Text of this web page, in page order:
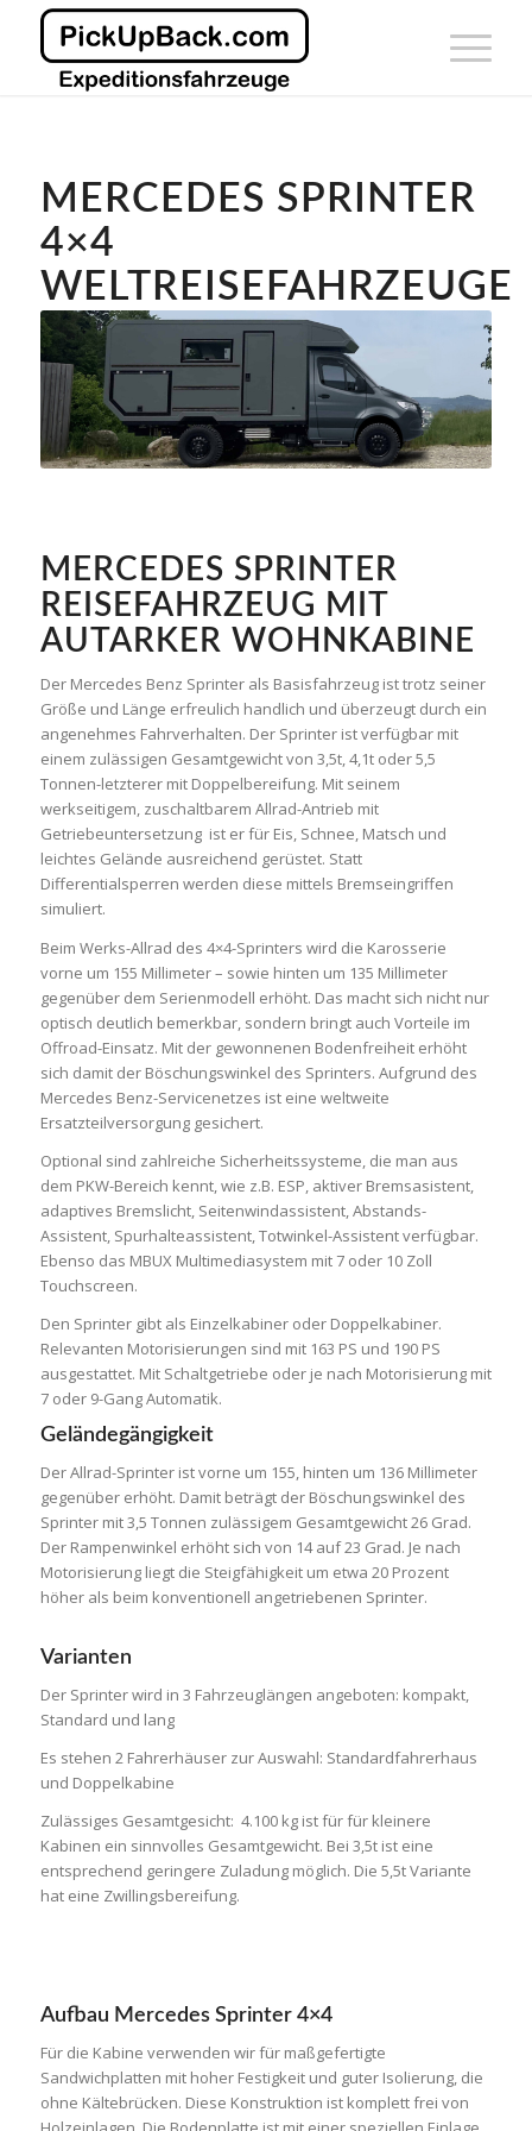
MERCEDES SPRINTER
4×4
WELTREISEFAHRZEUGE
MERCEDES SPRINTER
REISEFAHRZEUG MIT
AUTARKER WOHNKABINE
Der Mercedes Benz Sprinter als Basisfahrzeug ist trotz seiner
Größe und Länge erfreulich handlich und überzeugt durch ein
angenehmes Fahrverhalten. Der Sprinter ist verfügbar mit
einem zulässigen Gesamtgewicht von 3,5t, 4,1t oder 5,5
Tonnen-letzterer mit Doppelbereifung. Mit seinem
werkseitigem, zuschaltbarem Allrad-Antrieb mit
Getriebeuntersetzung ist er für Eis, Schnee, Matsch und
leichtes Gelände ausreichend gerüstet. Statt
Differentialsperren werden diese mittels Bremseingriffen
simuliert.
Beim Werks-Allrad des 4×4-Sprinters wird die Karosserie
vorne um 155 Millimeter – sowie hinten um 135 Millimeter
gegenüber dem Serienmodell erhöht. Das macht sich nicht nur
optisch deutlich bemerkbar, sondern bringt auch Vorteile im
Offroad-Einsatz. Mit der gewonnenen Bodenfreiheit erhöht
sich damit der Böschungswinkel des Sprinters. Aufgrund des
Mercedes Benz-Servicenetzes ist eine weltweite
Ersatzteilversorgung gesichert.
Optional sind zahlreiche Sicherheitssysteme, die man aus
dem PKW-Bereich kennt, wie z.B. ESP, aktiver Bremsasistent,
adaptives Bremslicht, Seitenwindassistent, Abstands-
Assistent, Spurhalteassistent, Totwinkel-Assistent verfügbar.
Ebenso das MBUX Multimediasystem mit 7 oder 10 Zoll
Touchscreen.
Den Sprinter gibt als Einzelkabiner oder Doppelkabiner.
Relevanten Motorisierungen sind mit 163 PS und 190 PS
ausgestattet. Mit Schaltgetriebe oder je nach Motorisierung mit
7 oder 9-Gang Automatik.
Geländegängigkeit
Der Allrad-Sprinter ist vorne um 155, hinten um 136 Millimeter
gegenüber erhöht. Damit beträgt der Böschungswinkel des
Sprinter mit 3,5 Tonnen zulässigem Gesamtgewicht 26 Grad.
Der Rampenwinkel erhöht sich von 14 auf 23 Grad. Je nach
Motorisierung liegt die Steigfähigkeit um etwa 20 Prozent
höher als beim konventionell angetriebenen Sprinter.
Varianten
Der Sprinter wird in 3 Fahrzeuglängen angeboten: kompakt,
Standard und lang
Es stehen 2 Fahrerhäuser zur Auswahl: Standardfahrerhaus
und Doppelkabine
Zulässiges Gesamtgesicht: 4.100 kg ist für für kleinere
Kabinen ein sinnvolles Gesamtgewicht. Bei 3,5t ist eine
entsprechend geringere Zuladung möglich. Die 5,5t Variante
hat eine Zwillingsbereifung.
Aufbau Mercedes Sprinter 4×4
Für die Kabine verwenden wir für maßgefertigte
Sandwichplatten mit hoher Festigkeit und guter Isolierung, die
ohne Kältebrücken. Diese Konstruktion ist komplett frei von